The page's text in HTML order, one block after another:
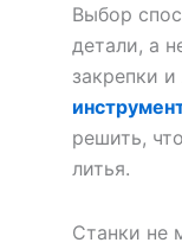
Выбор
детали, а
закрепки
решить,
литья.
Станки не